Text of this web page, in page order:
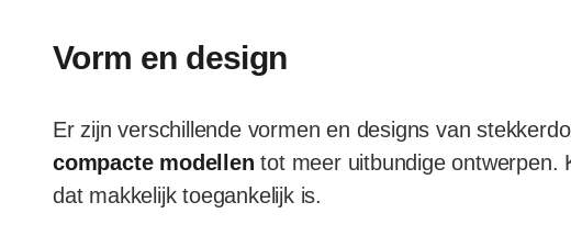
Vorm en design
Er zijn verschillende vormen en designs van
compacte modellen tot meer uitbundige ontwerpen.
dat makkelijk toegankelijk is.